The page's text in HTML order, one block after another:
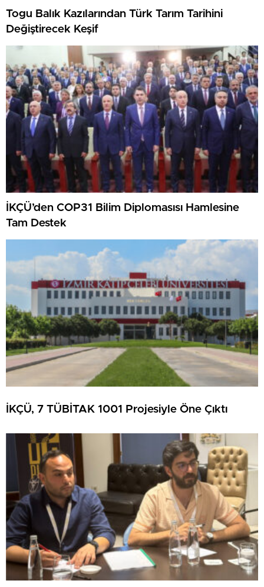
Togu Balık Kazılarından Türk Tarım Tarihini
Değiştirecek Keşif
İKÇÜ’den COP31 Bilim Diplomasısı Hamlesine
Tam Destek
İKÇÜ, 7 TÜBİTAK 1001 Projesiyle Öne Çıktı